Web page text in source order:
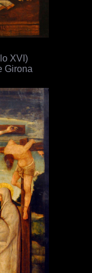
XVI)
Girona